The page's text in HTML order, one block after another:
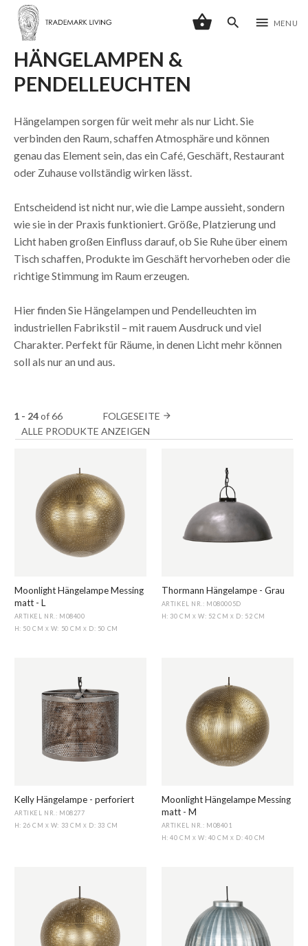
shopping_basket search menu MENU
HÄNGELAMPEN &
PENDELLEUCHTEN
Hängelampen sorgen für weit mehr als nur Licht. Sie
verbinden den Raum, schaffen Atmosphäre und können
genau das Element sein, das ein Café, Geschäft, Restaurant
oder Zuhause vollständig wirken lässt.
Entscheidend ist nicht nur, wie die Lampe aussieht, sondern
wie sie in der Praxis funktioniert. Größe, Platzierung und
Licht haben großen Einfluss darauf, ob Sie Ruhe über einem
Tisch schaffen, Produkte im Geschäft hervorheben oder die
richtige Stimmung im Raum erzeugen.
Hier finden Sie Hängelampen und Pendelleuchten im
industriellen Fabrikstil – mit rauem Ausdruck und viel
Charakter. Perfekt für Räume, in denen Licht mehr können
soll als nur an und aus.
1 - 24of66 FOLGESEITE arrow_forward
ALLE PRODUKTE ANZEIGEN
Moonlight Hängelampe Messing
matt - L
ARTIKEL NR.: M08400
H: 50 CM X W: 50 CM X D: 50 CM
Thormann Hängelampe - Grau
ARTIKEL NR.: M080005D
H: 30 CM X W: 52 CMX D: 52 CM
Kelly Hängelampe - perforiert
ARTIKEL NR.: M08277
H: 26 CM X W: 33 CM X D: 33 CM
Moonlight Hängelampe Messing
matt - M
ARTIKEL NR.: M08401
H: 40 CM X W: 40 CMX D: 40 CM